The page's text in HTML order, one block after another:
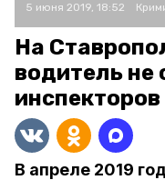
5 июня 2019, 18:52
На
водитель не
инспекторов
В апреле 2019